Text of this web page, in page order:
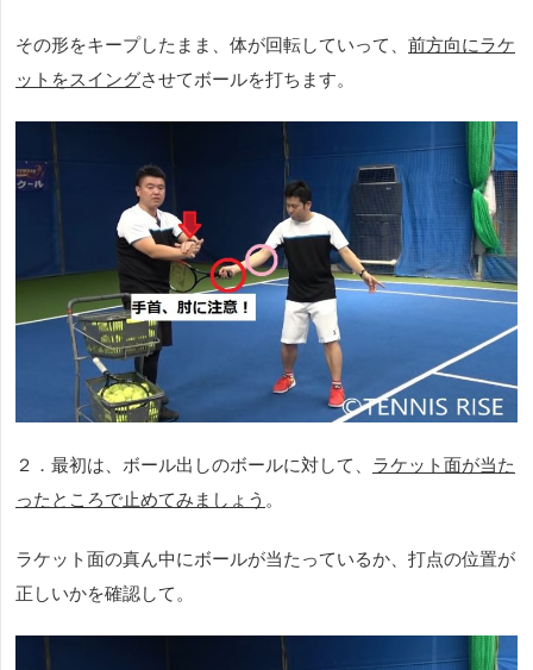
その形をキープしたまま、体が回転していって、 前方向にラケ
ットをスイングさせてボールを打ちます。
２．最初は、ボール出しのボールに対して、 ラケット面が当た
ったところで止めてみましょう 。
ラケット面の真ん中にボールが当たっているか、打点の位置が
正しいかを確認して。